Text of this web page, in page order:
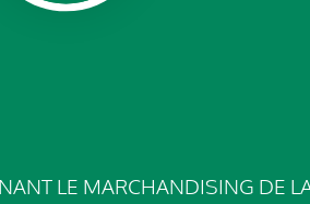
LE MARCHANDISING DE